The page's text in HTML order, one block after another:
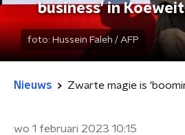
business' in Koeweit
foto: Hussein Faleh / AFP
Nieuws
wo 1 februari 2023 10:15